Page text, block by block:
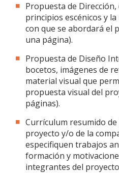
Propuesta de
principios escénicos y
con que se abordará el
una página).
Propuesta de Diseño
bocetos, imágenes de
material visual que
propuesta visual del
páginas).
Currículum resumido
proyecto y/o de la
especifiquen trabajos
formación y
integrantes del